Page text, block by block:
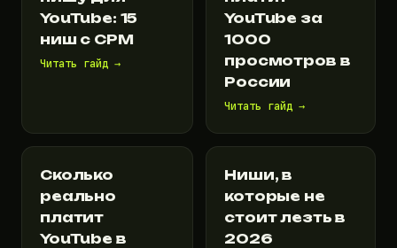
YouTube: 15
ниш с CPM
Читать гайд →
YouTube за
1000
просмотров в
России
Читать гайд →
Сколько
реально
платит
YouTube в
Ниши, в
которые не
стоит лезть в
2026